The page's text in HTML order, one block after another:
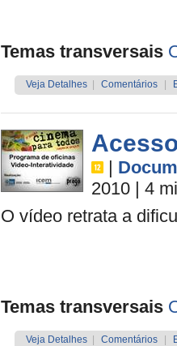
Temas transversais
Veja Detalhes Comentários
|
2010 | 4
O vídeo retrata a
Temas transversais
Veja Detalhes Comentários